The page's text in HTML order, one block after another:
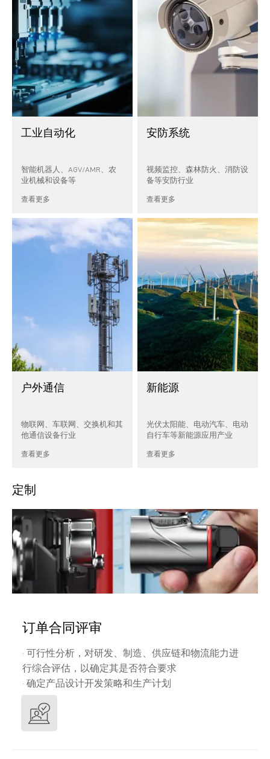
工业自动化
智能机器人、AGV/AMR、农
业机械和设备等
查看更多
安防系统
视频监控、森林防火、消防设
备等安防行业
查看更多
户外通信
物联网、车联网、交换机和其
他通信设备行业
查看更多
新能源
光伏太阳能、电动汽车、电动
自行车等新能源应用产业
查看更多
定制
订单合同评审
· 可行性分析，对研发、制造、供应链和物流能力进
行综合评估，以确定其是否符合要求
· 确定产品设计开发策略和生产计划